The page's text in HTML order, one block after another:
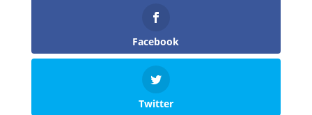
Facebook
Twitter